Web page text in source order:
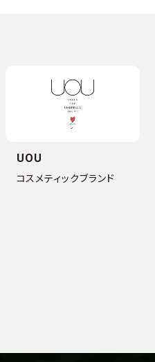
UOU
コスメティックブランド